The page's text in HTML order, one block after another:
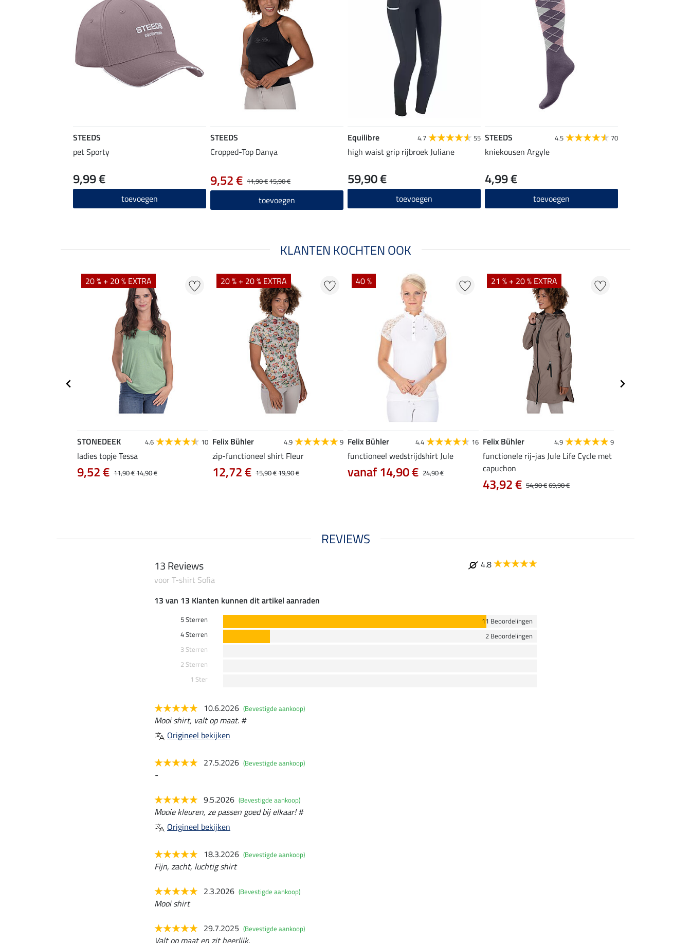
STEEDS
pet Sporty
9,99 €
toevoegen
STEEDS
Cropped-Top Danya
11,90 €15,90 €
9,52 €
toevoegen
Equilibre 4.7 55
high waist grip rijbroek Juliane
59,90 €
toevoegen
STEEDS 4.5 70
kniekousen Argyle
4,99 €
toevoegen
KLANTEN KOCHTEN OOK
20 % + 20 % EXTRA
STONEDEEK 4.6 10
ladies topje Tessa
11,90 €14,90 €
9,52 €
20 % + 20 % EXTRA
Felix Bühler 4.9 9
zip-functioneel shirt Fleur
15,90 €19,90 €
12,72 €
40 %
Felix Bühler 4.4 16
functioneel wedstrijdshirt Jule
24,90 €
vanaf 14,90 €
21 % + 20 % EXTRA
Felix Bühler 4.9 9
functionele rij-jas Jule Life Cycle met
capuchon
54,90 €69,90 €
43,92 €
REVIEWS
13 Reviews
4.8
voor T-shirt Sofia
13 van 13 Klanten kunnen dit artikel aanraden
5 Sterren
11 Beoordelingen
4 Sterren
2 Beoordelingen
3 Sterren
2 Sterren
1 Ster
10.6.2026 (Bevestigde aankoop)
Mooi shirt, valt op maat. #
Origineel bekijken
27.5.2026 (Bevestigde aankoop)
-
9.5.2026 (Bevestigde aankoop)
Mooie kleuren, ze passen goed bij elkaar! #
Origineel bekijken
18.3.2026 (Bevestigde aankoop)
Fijn, zacht, luchtig shirt
2.3.2026 (Bevestigde aankoop)
Mooi shirt
29.7.2025 (Bevestigde aankoop)
Valt op maat en zit heerlijk.